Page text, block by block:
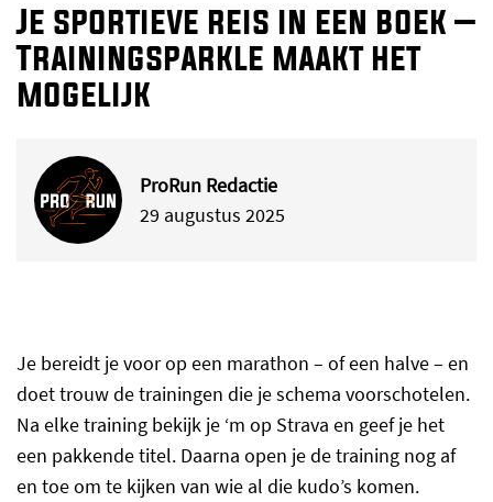
Je sportieve reis in een boek –
Trainingsparkle maakt het
mogelijk
ProRun Redactie
29 augustus 2025
Je bereidt je voor op een marathon – of een halve – en
doet trouw de trainingen die je schema voorschotelen.
Na elke training bekijk je ‘m op Strava en geef je het
een pakkende titel. Daarna open je de training nog af
en toe om te kijken van wie al die kudo’s komen.